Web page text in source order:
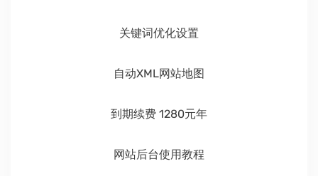
关键词优化设置
自动XML网站地图
到期续费 1280元年
网站后台使用教程